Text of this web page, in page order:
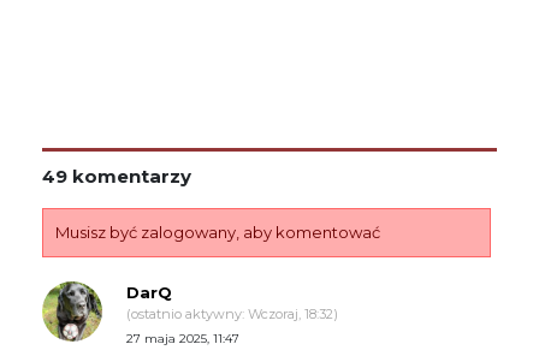
49 komentarzy
Musisz być zalogowany, aby komentować
DarQ
(ostatnio aktywny: Wczoraj, 18:32)
27 maja 2025, 11:47